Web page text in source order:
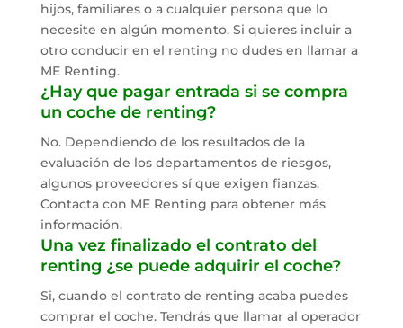
hijos, familiares o a cualquier persona que lo
necesite en algún momento. Si quieres incluir a
otro conducir en el renting no dudes en llamar a
ME Renting.
¿Hay que pagar entrada si se compra
un coche de renting?
No. Dependiendo de los resultados de la
evaluación de los departamentos de riesgos,
algunos proveedores sí que exigen fianzas.
Contacta con ME Renting para obtener más
información.
Una vez finalizado el contrato del
renting ¿se puede adquirir el coche?
Si, cuando el contrato de renting acaba puedes
comprar el coche. Tendrás que llamar al operador